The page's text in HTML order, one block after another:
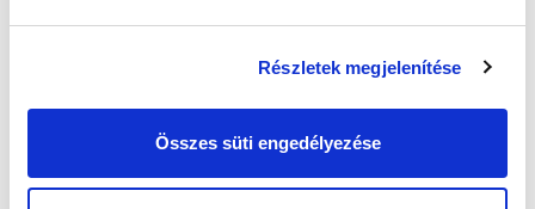
Részletek megjelenítése
Összes süti engedélyezése